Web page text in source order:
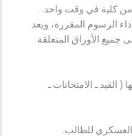
كلية في وقت واحد.
الرسوم المقررة، ويعد
الأوراق المتعلقة
( القيد ـ الامتحانات ـ
للطالب.